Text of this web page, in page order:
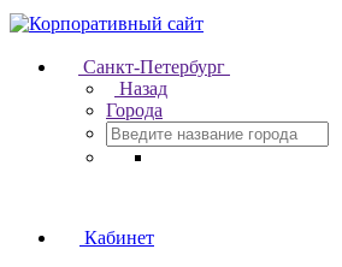
Санкт-Петербург
Назад
Города
Кабинет